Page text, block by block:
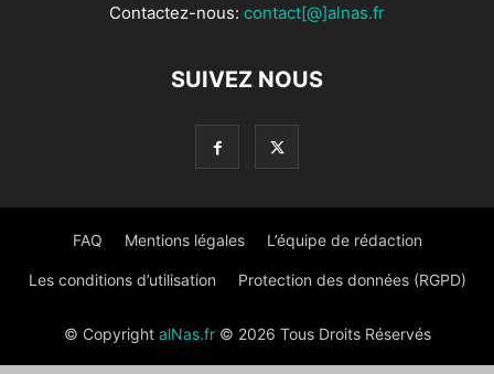
Contactez-nous: contact[@]alnas.fr
SUIVEZ NOUS
FAQ Mentions légales L’équipe de rédaction
Les conditions d’utilisation Protection des données (RGPD)
© Copyright alNas.fr© 2026 Tous Droits Réservés